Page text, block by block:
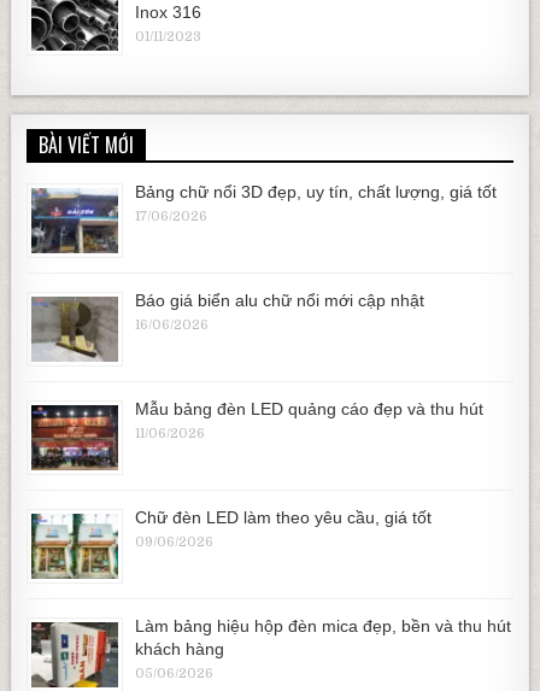
Inox 316
01/11/2023
BÀI VIẾT MỚI
Bảng chữ nổi 3D đẹp, uy tín, chất lượng, giá tốt
17/06/2026
Báo giá biển alu chữ nổi mới cập nhật
16/06/2026
Mẫu bảng đèn LED quảng cáo đẹp và thu hút
11/06/2026
Chữ đèn LED làm theo yêu cầu, giá tốt
09/06/2026
Làm bảng hiệu hộp đèn mica đẹp, bền và thu hút
khách hàng
05/06/2026